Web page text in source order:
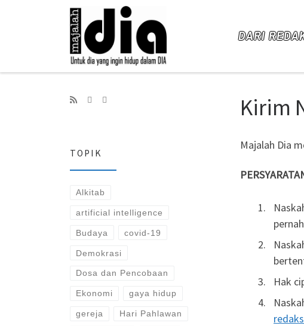
Skip to content
DARI
Kirim
Majalah Dia
Hak
TOPIK
Alkitab
artificial intelligence
Budaya covid-19
Demokrasi
Dosa dan Pencobaan
Ekonomi gaya hidup
gereja Hari Pahlawan